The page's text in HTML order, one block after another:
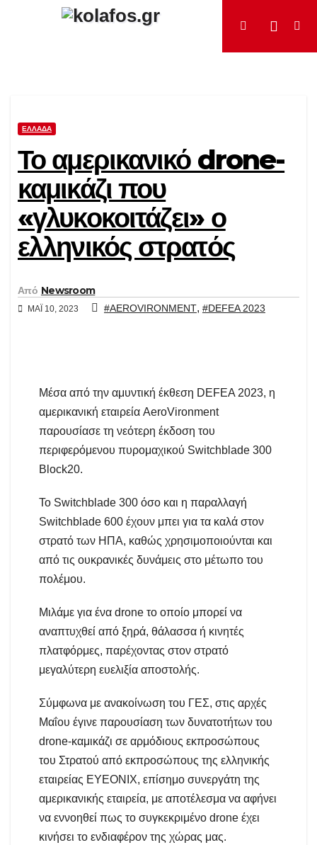
ΕΛΛΆΔΑ
Το αμερικανικό drone-
καμικάζι που
«γλυκοκοιτάζει» ο
ελληνικός στρατός
Από Newsroom
ΜΆΙ 10, 2023 #AEROVIRONMENT, #DEFEA 2023
Μέσα από την αμυντική έκθεση DEFEA 2023, η
αμερικανική εταιρεία AeroVironment
παρουσίασε τη νεότερη έκδοση του
περιφερόμενου πυρομαχικού Switchblade 300
Block20.
Το Switchblade 300 όσο και η παραλλαγή
Switchblade 600 έχουν μπει για τα καλά στον
στρατό των ΗΠΑ, καθώς χρησιμοποιούνται και
από τις ουκρανικές δυνάμεις στο μέτωπο του
πολέμου.
Μιλάμε για ένα drone το οποίο μπορεί να
αναπτυχθεί από ξηρά, θάλασσα ή κινητές
πλατφόρμες, παρέχοντας στον στρατό
μεγαλύτερη ευελιξία αποστολής.
Σύμφωνα με ανακοίνωση του ΓΕΣ, στις αρχές
Μαΐου έγινε παρουσίαση των δυνατοτήτων του
drone-καμικάζι σε αρμόδιους εκπροσώπους
του Στρατού από εκπροσώπους της ελληνικής
εταιρείας EYEONIX, επίσημο συνεργάτη της
αμερικανικής εταιρεία, με αποτέλεσμα να αφήνει
να εννοηθεί πως το συγκεκριμένο drone έχει
κινήσει το ενδιαφέρον της χώρας μας.